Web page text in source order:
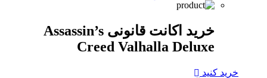
خرید اکانت قانونی Assassin’s
Creed Valhalla Deluxe
خرید کنید